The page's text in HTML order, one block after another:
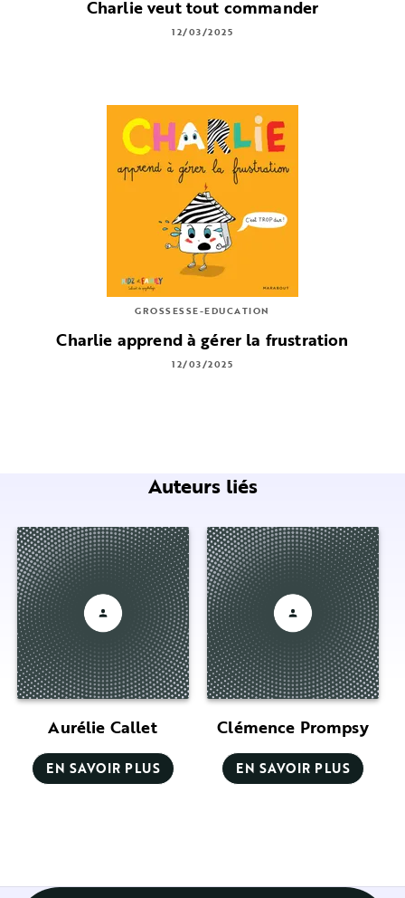
Charlie veut tout commander
12/03/2025
GROSSESSE-EDUCATION
Charlie apprend à gérer la frustration
12/03/2025
Auteurs liés
Aurélie Callet
EN SAVOIR PLUS
Clémence Prompsy
EN SAVOIR PLUS